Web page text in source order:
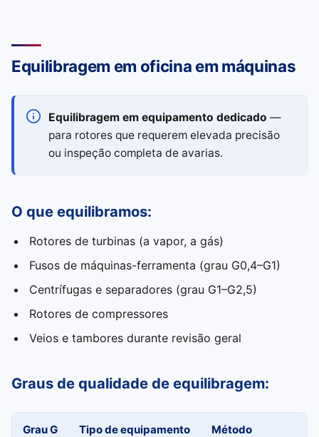
Equilibragem em oficina em máquinas
Equilibragem em equipamento dedicado —
para rotores que requerem elevada precisão
ou inspeção completa de avarias.
O que equilibramos:
Rotores de turbinas (a vapor, a gás)
Fusos de máquinas-ferramenta (grau G0,4–G1)
Centrífugas e separadores (grau G1–G2,5)
Rotores de compressores
Veios e tambores durante revisão geral
Graus de qualidade de equilibragem:
Grau G Tipo de equipamento Método